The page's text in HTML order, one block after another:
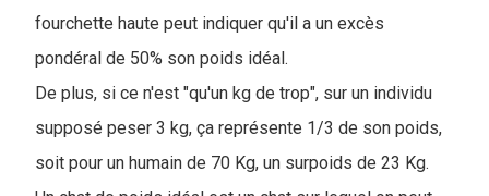
fourchette haute peut indiquer qu'il a un excès
pondéral de 50% son poids idéal.
De plus, si ce n'est "qu'un kg de trop", sur un individu
supposé peser 3 kg, ça représente 1/3 de son poids,
soit pour un humain de 70 Kg, un surpoids de 23 Kg.